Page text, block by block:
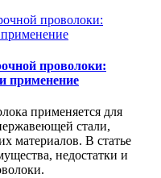
проволоки:
применение
применяется для
стали,
материалов. В статье
недостатки и